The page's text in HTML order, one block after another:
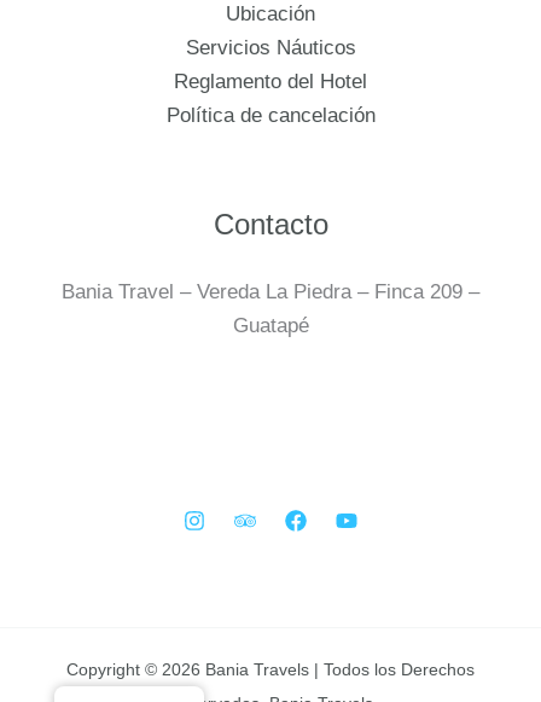
Ubicación
Servicios Náuticos
Reglamento del Hotel
Política de cancelación
Contacto
Bania Travel – Vereda La Piedra – Finca 209 –
Guatapé
Copyright © 2026 Bania Travels | Todos los Derechos